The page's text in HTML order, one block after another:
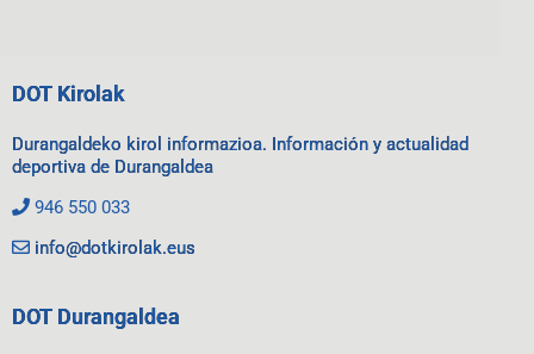
DOT Kirolak
Durangaldeko kirol informazioa. Información y actualidad
deportiva de Durangaldea
946 550 033
info@dotkirolak.eus
DOT Durangaldea